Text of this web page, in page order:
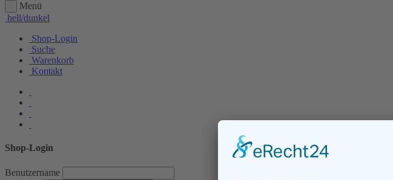
Menü
hell/dunkel
Shop-Login
Suche
Warenkorb
Kontakt
Shop-Login
Benutzername